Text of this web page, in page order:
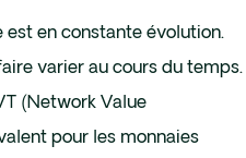
est en constante évolution.
varier au cours du temps.
(Network Value
pour les monnaies